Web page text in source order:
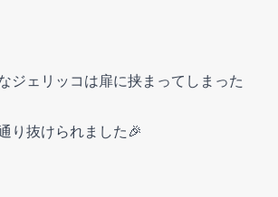
ジェリッコは扉に挟まってしまった
り抜けられました🎉